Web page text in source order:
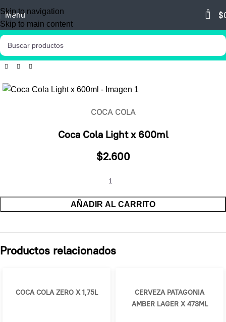
Skip to navigation
Skip to main content
Menu 0 $
COCA COLA
Coca Cola Light x 600ml
$2.600
AÑADIR AL CARRITO
Productos relacionados
COCA COLA ZERO X 1,75L
CERVEZA PATAGONIA
AMBER LAGER X 473ML